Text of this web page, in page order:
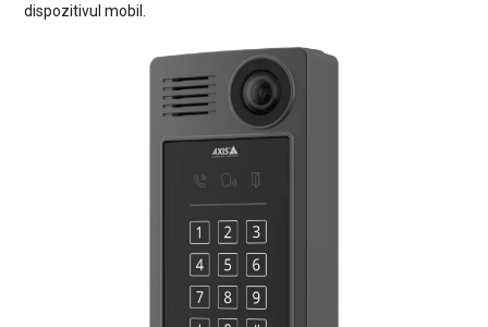
dispozitivul mobil.